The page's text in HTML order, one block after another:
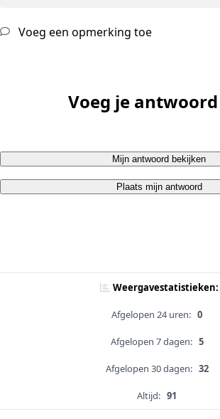
Voeg een opmerking toe
Voeg je
Mijn antwoord bekijken
Plaats mijn antwoord
Weergavestatistieken:
Afgelopen 24 uren: 0
Afgelopen 7 dagen: 5
Afgelopen 30 dagen: 32
Altijd: 91